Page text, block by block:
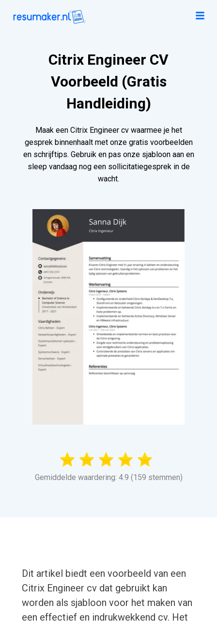
Citrix Engineer CV
Voorbeeld (Gratis
Handleiding)
Maak een Citrix Engineer cv waarmee je het
gesprek binnenhaalt met onze gratis voorbeelden
en schrijftips. Gebruik en pas onze sjabloon aan en
sleep vandaag nog een sollicitatiegesprek in de
wacht.
Gemiddelde waardering: 4.9 (159 stemmen)
Dit artikel biedt een voorbeeld van een
Citrix Engineer cv dat gebruikt kan
worden als sjabloon voor het maken van
een effectief en indrukwekkend cv. Het